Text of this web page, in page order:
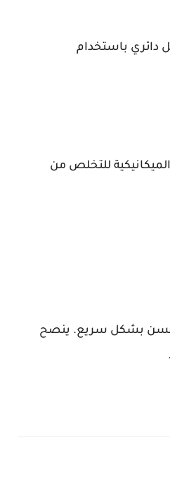
دائري باستخدام
الميكانيكية للتخلص من
بشكل سريع. ينصح